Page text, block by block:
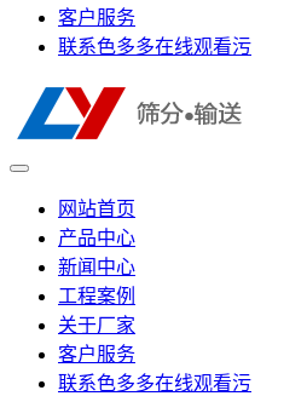
客户服务
联系色多多在线观看污
网站首页
产品中心
新闻中心
工程案例
关于厂家
客户服务
联系色多多在线观看污